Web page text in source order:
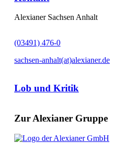
Alexianer Sachsen Anhalt
(03491) 476-0
sachsen-anhalt(at)alexianer.de
Lob und Kritik
Zur Alexianer Gruppe